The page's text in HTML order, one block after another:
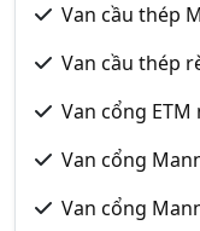
Van cầu thép
Van cầu thép
Van cổng
Van cổng
Van cổng